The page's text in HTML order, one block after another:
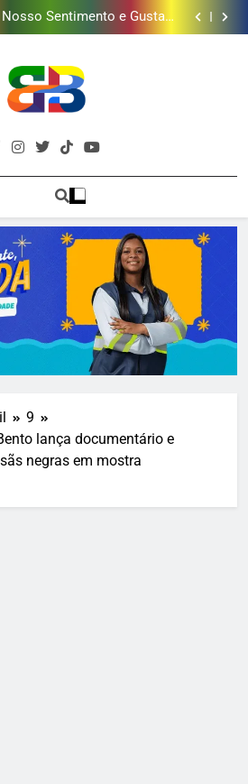
mais combina com ele
Iguaçu neste fim de semana
sorteia MacBook e oferece
campanha de Dia dos Pais
de 190 milhões de litros
como escolher o que
mais combina com ele
Nosso Sentimento e Gustavo
Iguaçu neste fim de semana
sorteia MacBook e oferece
campanha de Dia dos Pais
de 190 milhões de litros
ano na Baixada Fluminense
Brava
Baixada
Baixada Fluminense Em Destaque!
9
lança documentário e
negras em mostra